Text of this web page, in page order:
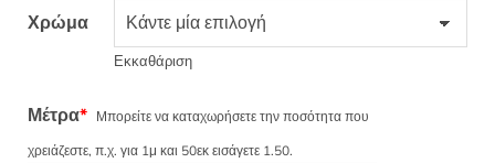
Χρώμα
Εκκαθάριση
Μέτρα* Μπορείτε να καταχωρήσετε την ποσότητα που
χρειάζεστε, π.χ. για 1μ και 50εκ εισάγετε 1.50.